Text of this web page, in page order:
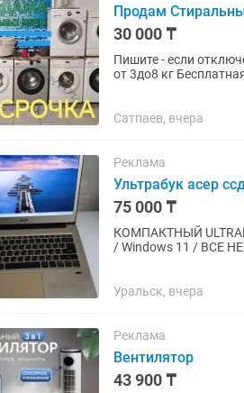
Продам
30 000 ₸
Пишите - если отключен КАСПИ РЕД! РАССРОЧКА! Продам Стиральные Машинки LG-
от 3до8 кг Бесплатная Доставка-гарантия. Имеется рассрочка, Киспи-Ред После Капитального
Сатпаев, вчера
Реклама
Ультрабук асер
75 000 ₸
КОМПАКТНЫЙ
/ Windows 11 / ВСЕ
Уральск, вчера
Реклама
Вентилятор
43 900 ₸